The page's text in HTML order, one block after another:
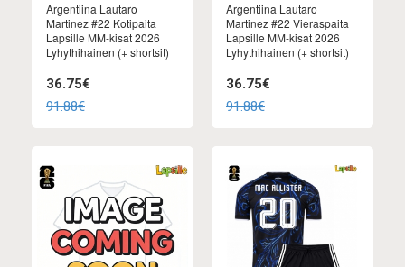
Argentiina Lautaro
Martinez #22 Kotipaita
Lapsille MM-kisat 2026
Lyhythihainen (+ shortsit)
36.75€
91.88€
Argentiina Lautaro
Martinez #22 Vieraspaita
Lapsille MM-kisat 2026
Lyhythihainen (+ shortsit)
36.75€
91.88€